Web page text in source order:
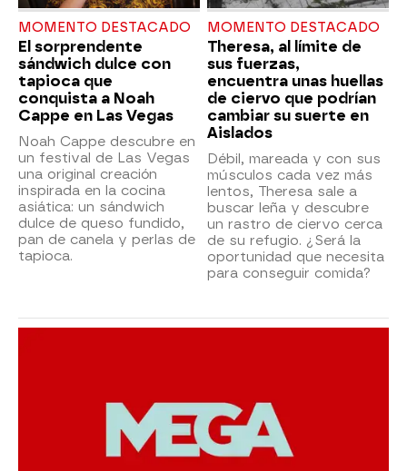
MOMENTO DESTACADO
El sorprendente
sándwich dulce con
tapioca que
conquista a Noah
Cappe en Las Vegas
Noah Cappe descubre en
un festival de Las Vegas
una original creación
inspirada en la cocina
asiática: un sándwich
dulce de queso fundido,
pan de canela y perlas de
tapioca.
MOMENTO DESTACADO
Theresa, al límite de
sus fuerzas,
encuentra unas huellas
de ciervo que podrían
cambiar su suerte en
Aislados
Débil, mareada y con sus
músculos cada vez más
lentos, Theresa sale a
buscar leña y descubre
un rastro de ciervo cerca
de su refugio. ¿Será la
oportunidad que necesita
para conseguir comida?